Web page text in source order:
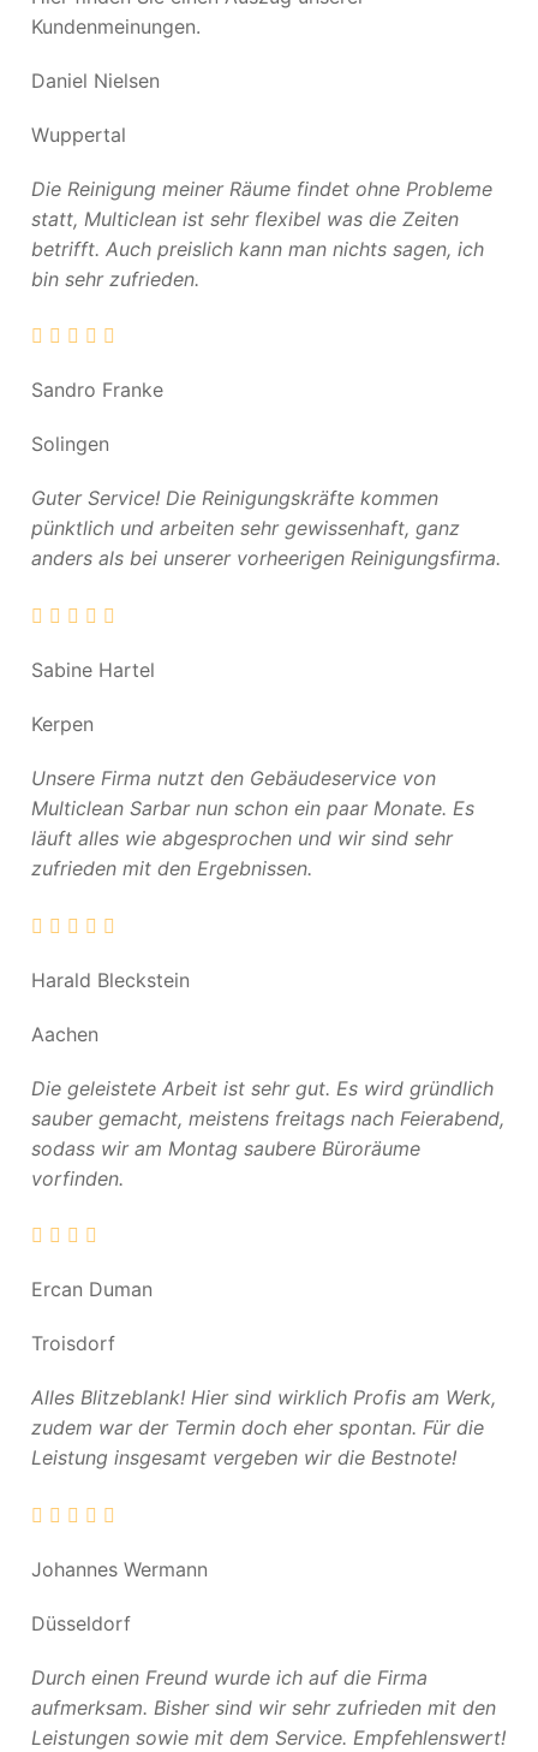
Kundenmeinungen.
Daniel Nielsen
Wuppertal
Die Reinigung meiner Räume findet ohne Probleme
statt, Multiclean ist sehr flexibel was die Zeiten
betrifft. Auch preislich kann man nichts sagen, ich
bin sehr zufrieden.
Sandro Franke
Solingen
Guter Service! Die Reinigungskräfte kommen
pünktlich und arbeiten sehr gewissenhaft, ganz
anders als bei unserer vorheerigen Reinigungsfirma.
Sabine Hartel
Kerpen
Unsere Firma nutzt den Gebäudeservice von
Multiclean Sarbar nun schon ein paar Monate. Es
läuft alles wie abgesprochen und wir sind sehr
zufrieden mit den Ergebnissen.
Harald Bleckstein
Aachen
Die geleistete Arbeit ist sehr gut. Es wird gründlich
sauber gemacht, meistens freitags nach Feierabend,
sodass wir am Montag saubere Büroräume
vorfinden.
Ercan Duman
Troisdorf
Alles Blitzeblank! Hier sind wirklich Profis am Werk,
zudem war der Termin doch eher spontan. Für die
Leistung insgesamt vergeben wir die Bestnote!
Johannes Wermann
Düsseldorf
Durch einen Freund wurde ich auf die Firma
aufmerksam. Bisher sind wir sehr zufrieden mit den
Leistungen sowie mit dem Service. Empfehlenswert!